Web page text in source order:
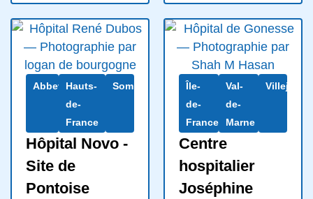
AbbevilleHauts-
de-
France
Somme
Hôpital Novo -
Site de
Pontoise
Île-
de-
France
Val-
de-
Marne
Villejuif
Centre
hospitalier
Joséphine